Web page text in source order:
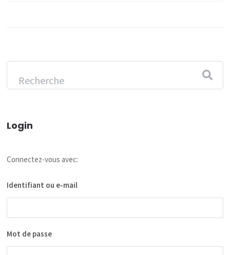
Login
Connectez-vous avec:
Identifiant ou e-mail
Mot de passe